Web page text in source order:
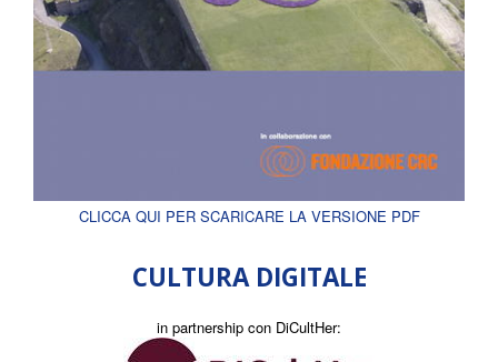
CLICCA QUI PER SCARICARE LA VERSIONE PDF
CULTURA DIGITALE
in partnership con DiCultHer: